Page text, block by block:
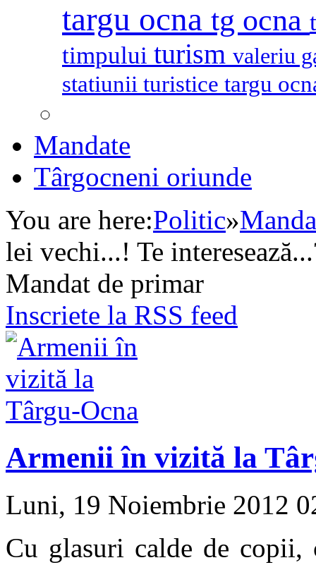
targu ocna tg ocna
timpului turism valeriu
statiunii turistice targu
Mandate
Târgocneni oriunde
You are here:Politic»
lei vechi...! Te
Mandat de primar
Inscriete la RSS feed
Armenii în vizită la
Luni, 19 Noiembrie 2012
Cu glasuri calde de copii,